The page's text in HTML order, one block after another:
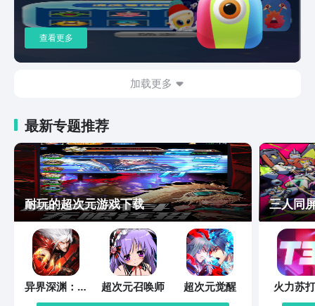
查看更多
加载更多
最新专题推荐
耐玩的超次元游戏下载
异界深渊：觉
醒
超次元召唤师
超次元觉醒
三人同
火力苏